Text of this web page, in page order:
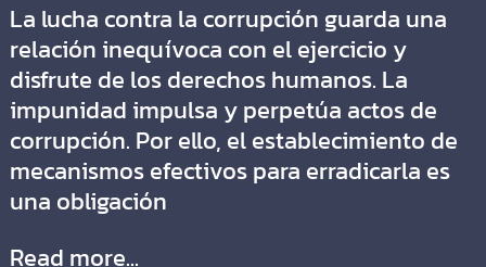
La lucha contra la corrupción guarda una
relación inequívoca con el ejercicio y
disfrute de los derechos humanos. La
impunidad impulsa y perpetúa actos de
corrupción. Por ello, el establecimiento de
mecanismos efectivos para erradicarla es
una obligación
Read more...